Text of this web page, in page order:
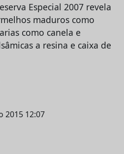
Especial 2007 revela
maduros como
como canela e
a resina e caixa de
2015 12:07